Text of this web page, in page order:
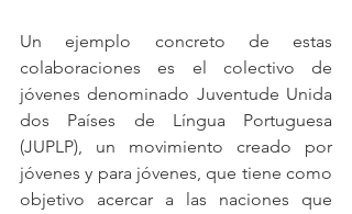
Un ejemplo concreto de estas
colaboraciones es el colectivo de
jóvenes denominado Juventude Unida
dos Países de Língua Portuguesa
(JUPLP), un movimiento creado por
jóvenes y para jóvenes, que tiene como
objetivo acercar a las naciones que